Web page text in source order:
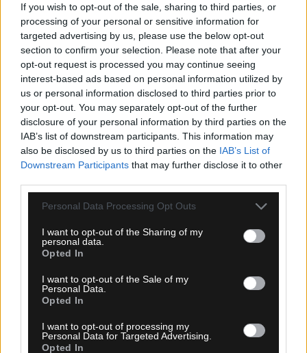
If you wish to opt-out of the sale, sharing to third parties, or
processing of your personal or sensitive information for
targeted advertising by us, please use the below opt-out
section to confirm your selection. Please note that after your
opt-out request is processed you may continue seeing
interest-based ads based on personal information utilized by
us or personal information disclosed to third parties prior to
your opt-out. You may separately opt-out of the further
disclosure of your personal information by third parties on the
IAB’s list of downstream participants. This information may
also be disclosed by us to third parties on the IAB’s List of
Downstream Participants that may further disclose it to other
Please note that this website/app uses one or more Google
not limited to your visit or usage behaviour. You may click to
grant or deny consent to Google and its third-party tags to
use your data for below specified purposes in below Google
consent section.
Personal Data Processing Opt Outs
I want to opt-out of the Sharing of my
personal data.
Opted In
I want to opt-out of the Sale of my
Personal Data.
Opted In
I want to opt-out of processing my
Personal Data for Targeted Advertising.
Opted In
09.08.2026, 10:25
Σε προχωρημένες επαφές Παρί Σεν Ζερμέν και
Μπαρτσελόνα για τη μεταγραφή του Φεράν Τόρες